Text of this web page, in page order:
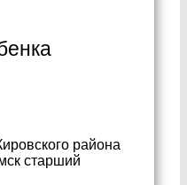
района
старший